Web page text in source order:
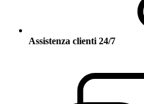
Assistenza clienti 24/7